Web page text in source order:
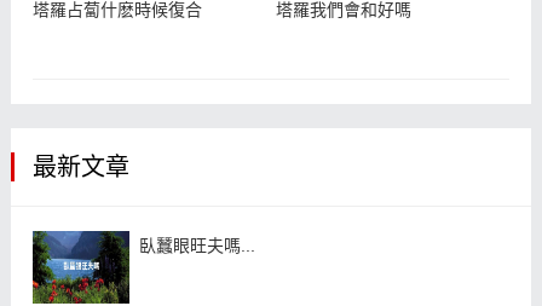
塔羅占蔔什麽時候復合 塔羅我們會和好嗎
最新文章
臥蠶眼旺夫嗎...